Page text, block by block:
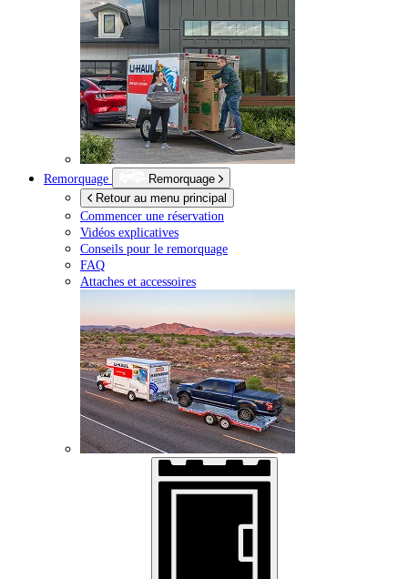
Remorquage
Remorquage
Retour au menu principal
Commencer une réservation
Vidéos explicatives
Conseils pour le remorquage
FAQ
Attaches et accessoires